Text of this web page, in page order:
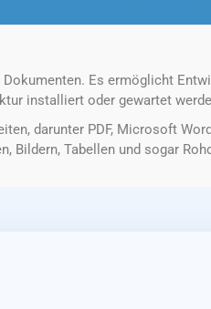
Es ermöglicht
installiert oder gewartet
darunter PDF, Microsoft
Bildern, Tabellen und sogar